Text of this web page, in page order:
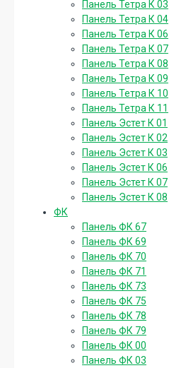
Панель Тетра К 03
Панель Тетра К 04
Панель Тетра К 06
Панель Тетра К 07
Панель Тетра К 08
Панель Тетра К 09
Панель Тетра К 10
Панель Тетра К 11
Панель Эстет К 01
Панель Эстет К 02
Панель Эстет К 03
Панель Эстет К 06
Панель Эстет К 07
Панель Эстет К 08
ФК
Панель ФК 67
Панель ФК 69
Панель ФК 70
Панель ФК 71
Панель ФК 73
Панель ФК 75
Панель ФК 78
Панель ФК 79
Панель ФК 00
Панель ФК 03